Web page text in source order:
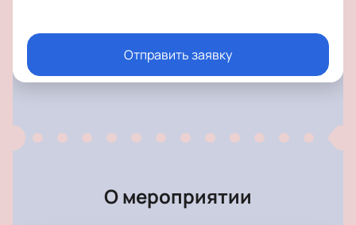
Отправить заявку
О мероприятии